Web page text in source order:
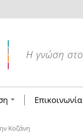
Επικοινωνία
Κοζάνη